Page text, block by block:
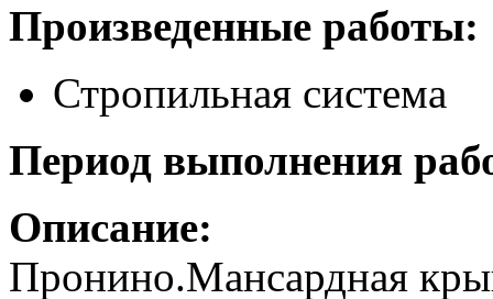
Произведенные работы:
Стропильная система
Период выполнения
Описание:
Пронино.Мансардная